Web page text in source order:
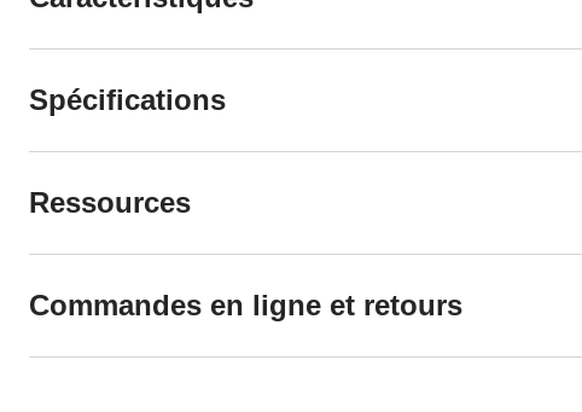
Spécifications
Ressources
Commandes en ligne et retours